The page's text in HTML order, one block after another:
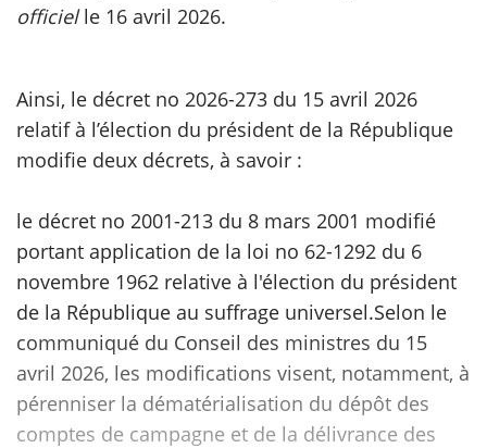
officielle 16 avril 2026.
Ainsi, le décret no 2026-273 du 15 avril 2026
relatif à l’élection du président de la République
modifie deux décrets, à savoir :
le décret no 2001-213 du 8 mars 2001 modifié
portant application de la loi no 62-1292 du 6
novembre 1962 relative à l'élection du président
de la République au suffrage universel.Selon le
communiqué du Conseil des ministres du 15
avril 2026, les modifications visent, notamment, à
pérenniser la dématérialisation du dépôt des
comptes de campagne et de la délivrance des